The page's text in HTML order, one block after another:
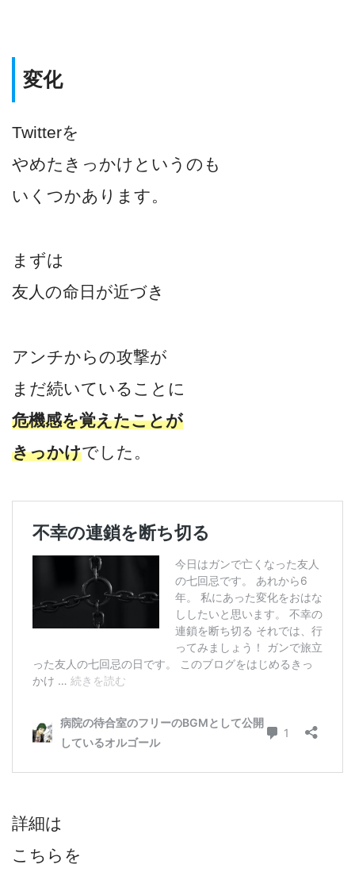
変化
Twitterを
やめたきっかけというのも
いくつかあります。
まずは
友人の命日が近づき
アンチからの攻撃が
まだ続いていることに
危機感を覚えたことが
きっかけでした。
詳細は
こちらを